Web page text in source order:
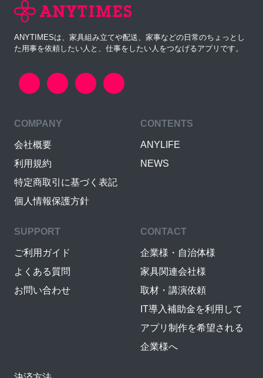
ANYTIMESは、家具組み立てや配送、家事などの日常のちょっとし
た用事を依頼したい人と、仕事をしたい人をつなげるアプリです。
COMPANY
会社概要
利用規約
特定商取引に基づく表記
個人情報保護方針
CONTENTS
ANYLIFE
NEWS
SUPPORT
ご利用ガイド
よくある質問
お問い合わせ
CONTACT
企業様・自治体様
家具関連会社様
取材・講演依頼
IT導入補助金を利用して
アプリ制作を希望される
企業様へ